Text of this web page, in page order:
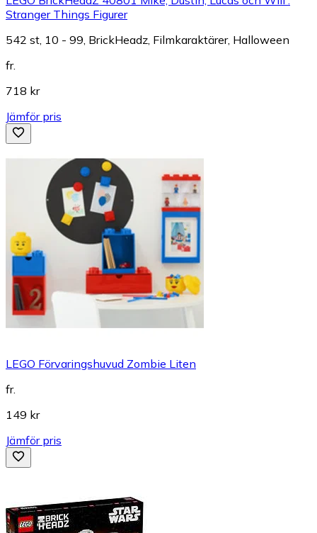
Stranger Things Figurer
542 st, 10 - 99, BrickHeadz, Filmkaraktärer, Halloween
fr.
718 kr
Jämför pris
LEGO Förvaringshuvud Zombie Liten
fr.
149 kr
Jämför pris